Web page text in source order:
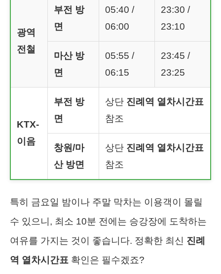
광역
전철
부전 방
면
05:40 /
06:00
23:30 /
23:10
마산 방
면
05:55 /
06:15
23:45 /
23:25
KTX-
이음
부전 방
면
상단 진례역 열차시간표
참조
창원/마
산 방면
상단 진례역 열차시간표
참조
특히 금요일 밤이나 주말 막차는 이용객이 몰릴
수 있으니, 최소 10분 전에는 승강장에 도착하는
여유를 가지는 것이 좋습니다. 정확한 최신 진례
역 열차시간표 확인은 필수겠죠?